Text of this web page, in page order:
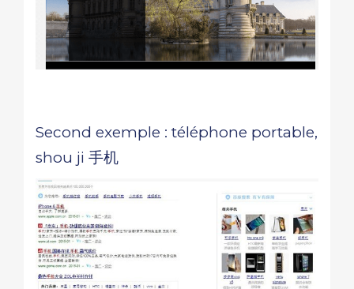
Second exemple : téléphone portable,
shou ji 手机